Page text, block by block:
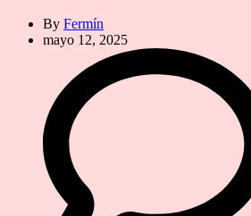
By Fermín
mayo 12, 2025